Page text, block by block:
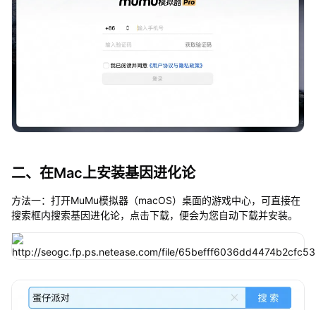
二、在Mac上安装基因进化论
方法一：打开MuMu模拟器（macOS）桌面的游戏中心，可直接在
搜索框内搜索基因进化论，点击下载，便会为您自动下载并安装。